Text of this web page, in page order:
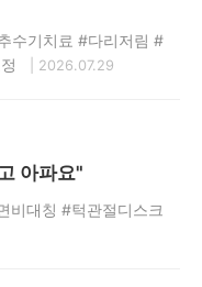
수기치료 #다리저림 #
| 2026.07.29
아파요"
비대칭 #턱관절디스크